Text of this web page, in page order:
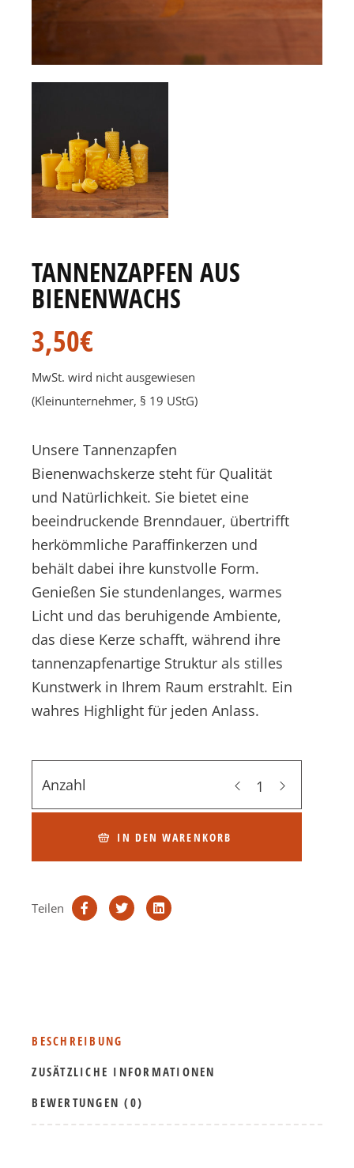
TANNENZAPFEN AUS
BIENENWACHS
3,50€
MwSt. wird nicht ausgewiesen
(Kleinunternehmer, § 19 UStG)
Unsere Tannenzapfen
Bienenwachskerze steht für Qualität
und Natürlichkeit. Sie bietet eine
beeindruckende Brenndauer, übertrifft
herkömmliche Paraffinkerzen und
behält dabei ihre kunstvolle Form.
Genießen Sie stundenlanges, warmes
Licht und das beruhigende Ambiente,
das diese Kerze schafft, während ihre
tannenzapfenartige Struktur als stilles
Kunstwerk in Ihrem Raum erstrahlt. Ein
wahres Highlight für jeden Anlass.
Anzahl
IN DEN WARENKORB
Teilen
BESCHREIBUNG
ZUSÄTZLICHE INFORMATIONEN
BEWERTUNGEN (0)